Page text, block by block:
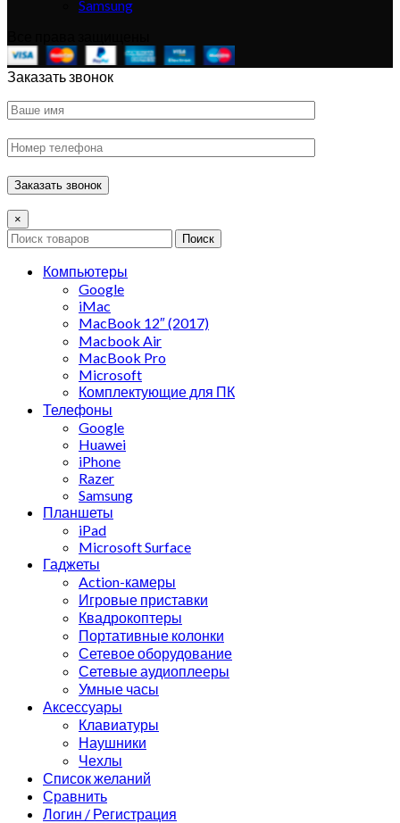
Samsung
Заказать звонок
×
Поиск
Компьютеры
Google
iMac
MacBook 12″ (2017)
Macbook Air
MacBook Pro
Microsoft
Комплектующие для ПК
Телефоны
Google
Huawei
iPhone
Razer
Samsung
Планшеты
iPad
Microsoft Surface
Гаджеты
Action-камеры
Игровые приставки
Квадрокоптеры
Портативные колонки
Сетевое оборудование
Сетевые аудиоплееры
Умные часы
Аксессуары
Клавиатуры
Наушники
Чехлы
Список желаний
Сравнить
Логин / Регистрация